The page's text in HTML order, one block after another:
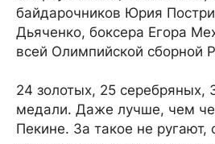
байдарочников Юрия
Дьяченко, боксера Егора
всей Олимпийской сборной
24 золотых, 25
медали. Даже лучше, чем
Пекине. За такое не ругают,